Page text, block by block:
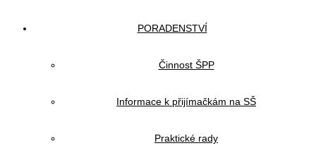
PORADENSTVÍ
Činnost ŠPP
Informace k přijímačkám na SŠ
Praktické rady